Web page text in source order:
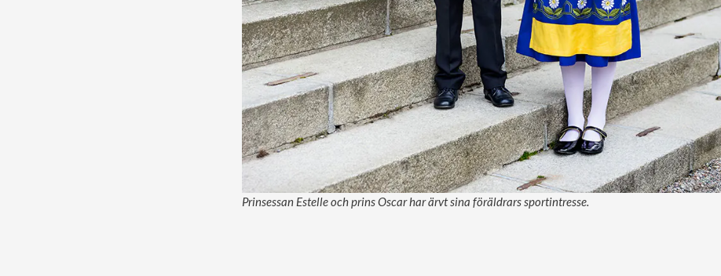
Prinsessan Estelle och prins Oscar har ärvt sina föräldrars sportintresse.